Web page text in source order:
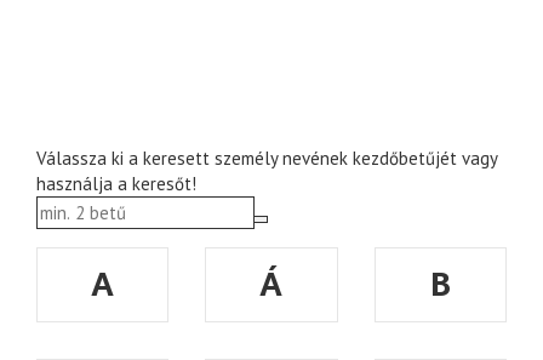
Válassza ki a keresett személy nevének kezdőbetűjét vagy
használja a keresőt!
A Á
B